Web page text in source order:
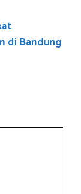
di Bandung